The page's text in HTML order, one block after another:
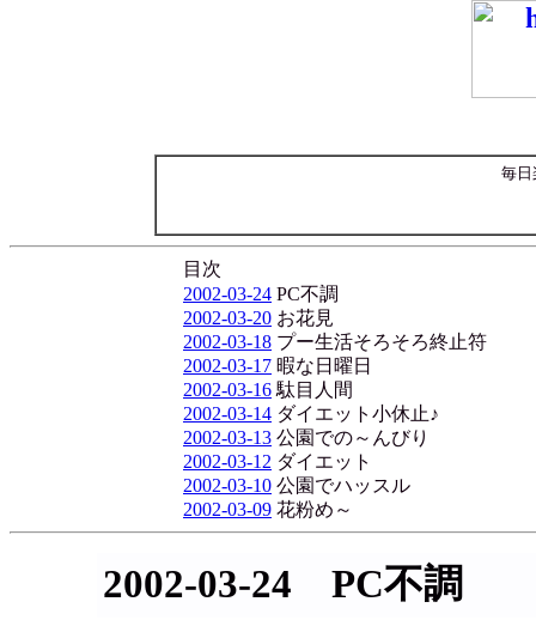
毎日
目次
2002-03-24 PC不調
2002-03-20 お花見
2002-03-18 プー生活そろそろ終止符
2002-03-17 暇な日曜日
2002-03-16 駄目人間
2002-03-14 ダイエット小休止♪
2002-03-13 公園での～んびり
2002-03-12 ダイエット
2002-03-10 公園でハッスル
2002-03-09 花粉め～
2002-03-24 PC不調